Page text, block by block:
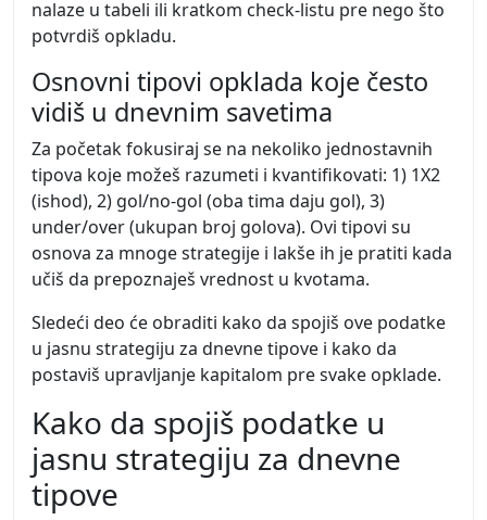
nalaze u tabeli ili kratkom check-listu pre nego što
potvrdiš opkladu.
Osnovni tipovi opklada koje često
vidiš u dnevnim savetima
Za početak fokusiraj se na nekoliko jednostavnih
tipova koje možeš razumeti i kvantifikovati: 1) 1X2
(ishod), 2) gol/no-gol (oba tima daju gol), 3)
under/over (ukupan broj golova). Ovi tipovi su
osnova za mnoge strategije i lakše ih je pratiti kada
učiš da prepoznaješ vrednost u kvotama.
Sledeći deo će obraditi kako da spojiš ove podatke
u jasnu strategiju za dnevne tipove i kako da
postaviš upravljanje kapitalom pre svake opklade.
Kako da spojiš podatke u
jasnu strategiju za dnevne
tipove